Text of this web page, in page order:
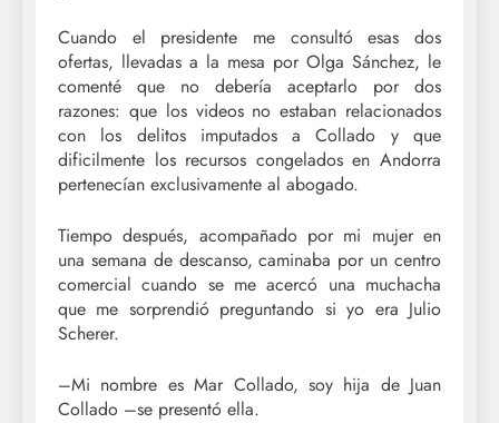
Cuando el presidente me consultó esas dos
ofertas, llevadas a la mesa por Olga Sánchez, le
comenté que no debería aceptarlo por dos
razones: que los videos no estaban relacionados
con los delitos imputados a Collado y que
dificilmente los recursos congelados en Andorra
pertenecían exclusivamente al abogado.
Tiempo después, acompañado por mi mujer en
una semana de descanso, caminaba por un centro
comercial cuando se me acercó una muchacha
que me sorprendió preguntando si yo era Julio
Scherer.
–Mi nombre es Mar Collado, soy hija de Juan
Collado –se presentó ella.